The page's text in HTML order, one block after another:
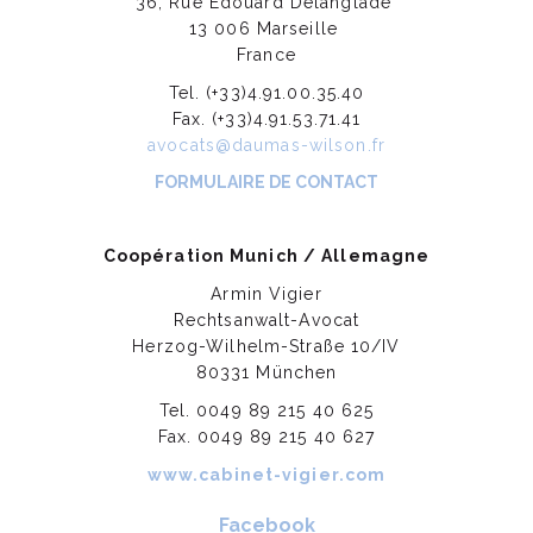
13 006 Marseille
France
Tel. (+33)4.91.00.35.40
Fax. (+33)4.91.53.71.41
avocats@daumas-wilson.fr
FORMULAIRE DE CONTACT
Coopération Munich / Allemagne
Armin Vigier
Rechtsanwalt-Avocat
Herzog-Wilhelm-Straße 10/IV
80331 München
Tel. 0049 89 215 40 625
Fax. 0049 89 215 40 627
www.cabinet-vigier.com
Facebook